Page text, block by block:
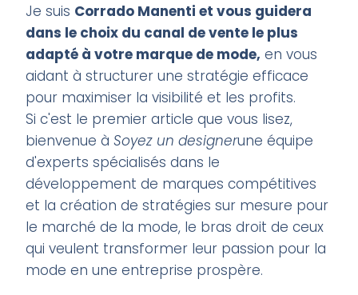
Je suis Corrado Manenti et vous guidera
dans le choix du canal de vente le plus
adapté à votre marque de mode, en vous
aidant à structurer une stratégie efficace
pour maximiser la visibilité et les profits.
Si c'est le premier article que vous lisez,
bienvenue àSoyez un designerune équipe
d'experts spécialisés dans le
développement de marques compétitives
et la création de stratégies sur mesure pour
le marché de la mode, le bras droit de ceux
qui veulent transformer leur passion pour la
mode en une entreprise prospère.